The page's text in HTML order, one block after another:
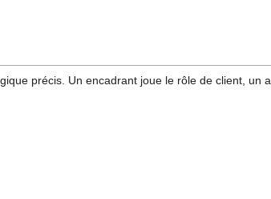
précis. Un encadrant joue le rôle de client,